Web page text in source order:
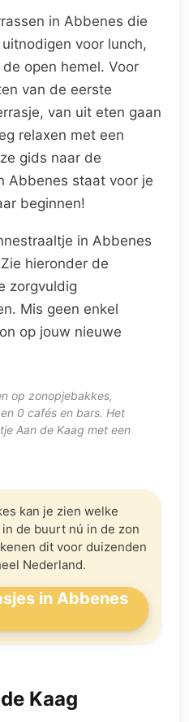
in Abbenes die
voor lunch,
open hemel. Voor
van de eerste
van uit eten gaan
relaxen met een
gids naar de
Abbenes staat voor je
beginnen!
in Abbenes
hieronder de
zorgvuldig
Mis geen enkel
op jouw nieuwe
op zonopjebakkes,
0 cafés en bars. Het
Aan de Kaag met een
kan je zien welke
de buurt nú in de zon
dit voor duizenden
Nederland.
in Abbenes
Kaag